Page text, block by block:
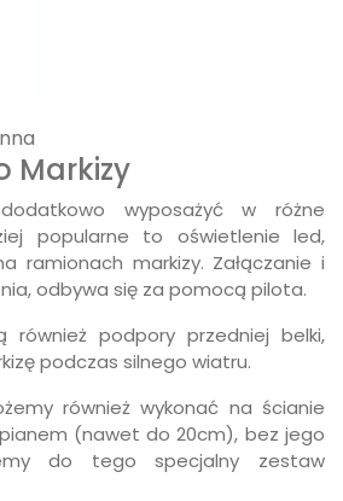
Markizy
wyposażyć w różne
popularne to oświetlenie led,
ramionach markizy. Załączanie i
odbywa się za pomocą pilota.
również podpory przedniej belki,
podczas silnego wiatru.
również wykonać na ścianie
(nawet do 20cm), bez jego
do tego specjalny zestaw